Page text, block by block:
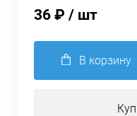
36 ₽ / шт
В корзину